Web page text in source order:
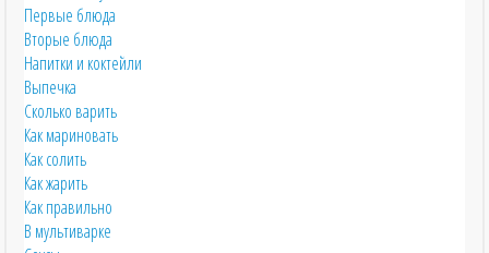
Первые блюда
Вторые блюда
Напитки и коктейли
Выпечка
Сколько варить
Как мариновать
Как солить
Как жарить
Как правильно
В мультиварке